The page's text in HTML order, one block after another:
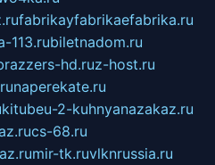
fabrikayfabrikaefabrika.ru
113.rubiletnadom.ru
hd.ruz-host.ru
naperekate.ru
kitubeu-2-kuhnyanazakaz.ru
cs-68.ru
mir-tk.ruvlknrussia.ru